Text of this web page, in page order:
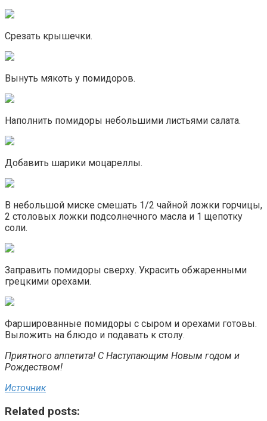
Срезать крышечки.
Вынуть мякоть у помидоров.
Наполнить помидоры небольшими листьями салата.
Добавить шарики моцареллы.
В небольшой миске смешать 1/2 чайной ложки горчицы,
2 столовых ложки подсолнечного масла и 1 щепотку
соли.
Заправить помидоры сверху. Украсить обжаренными
грецкими орехами.
Фаршированные помидоры с сыром и орехами готовы.
Выложить на блюдо и подавать к столу.
Приятного аппетита! С Наступающим Новым годом и
Рождеством!
Источник
Related posts: